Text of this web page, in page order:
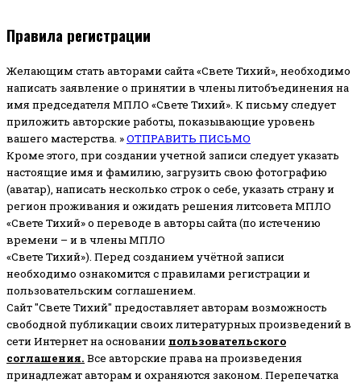
Правила регистрации
Желающим стать авторами сайта «Свете Тихий», необходимо
написать заявление о принятии в члены литобъединения на
имя председателя МПЛО «Свете Тихий». К письму следует
приложить авторские работы, показывающие уровень
вашего мастерства. »ОТПРАВИТЬ ПИСЬМО
Кроме этого, при создании учетной записи следует указать
настоящие имя и фамилию, загрузить свою фотографию
(аватар), написать несколько строк о себе, указать страну и
регион проживания и ожидать решения литсовета МПЛО
«Свете Тихий» о переводе в авторы сайта (по истечению
времени – и в члены МПЛО
«Свете Тихий»). Перед созданием учётной записи
необходимо ознакомится с правилами регистрации и
пользовательским соглашением.
Сайт "Свете Тихий" предоставляет авторам возможность
свободной публикации своих литературных произведений в
сети Интернет на основании пользовательского
соглашения. Все авторские права на произведения
принадлежат авторам и охраняются законом. Перепечатка